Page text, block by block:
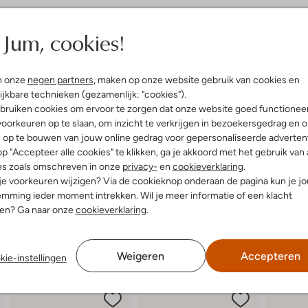
Jum, cookies!
onze negen partners, maken op onze website gebruik van cookies en
technieken (gezamenlijk: "cookies").
cookies om ervoor te zorgen dat onze website goed
op te slaan, om inzicht te verkrijgen in bezoekersgedrag en
op te bouwen van jouw online gedrag voor gepersonaliseerde
"Accepteer alle cookies" te klikken, ga je akkoord met het gebruik van
zoals omschreven in onze privacy- en cookieverklaring.
voorkeuren wijzigen? Via de cookieknop onderaan de pagina kun je
ieder moment intrekken. Wil je meer informatie of een klacht
Ga naar onzecookieverklaring.
instellingen Weigeren Accepteren
(4)
ziet er leuk uit en ben
mee
t
e
r
r
e
n
Slabbekoorn
Mexx sneakers
Prachtige sneaker. De maat 37 is
precies goed. Lopen heel licht.